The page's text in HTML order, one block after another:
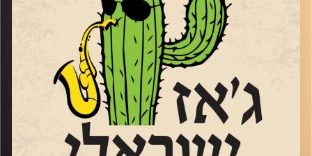
העולם תוך כדי הלימודים שלו בברקלי קולג' בבוסטון. נמנה על
כמעט עשור לימוד באקדמיה בירושלים ועמד בראש המחלקה
ללימודי ג'ז. הוא גידל חינך ועיצב דורות של מוזיקאי ג'ז תוך
הלחנה ונגינה עם המוזיקאים הבולטים בישראל לא רק בג'ז. ב
– 2011, זכה בפרס ראש הממשלה למלחינים. יש לו גם אולפן
הקלטות ובשנים האחרונות מרבה להופיע עם בנו המלחין
והחצוצרן הנהדר, הלל. שוחחנו איתו על המוזיקה שלנו ועל